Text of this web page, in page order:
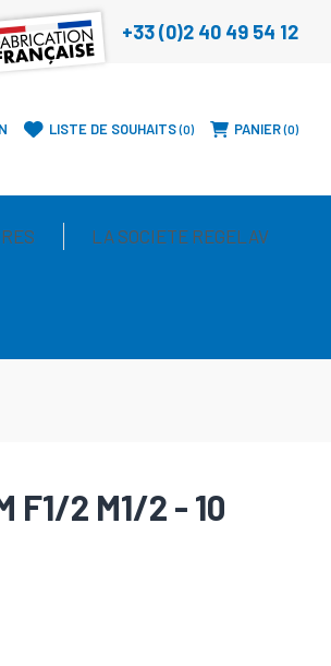
+33 (0)2 40 49 54 12
LISTE DE SOUHAITS 0 PANIER 0
LA SOCIETE REGELAV
F1/2 M1/2 - 10